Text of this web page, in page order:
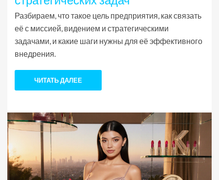
Разбираем, что такое цель предприятия, как связать
её с миссией, видением и стратегическими
задачами, и какие шаги нужны для её эффективного
внедрения.
ЧИТАТЬ ДАЛЕЕ